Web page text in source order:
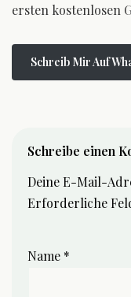
ersten kostenlosen
Schreib Mir Auf
Schreibe einen
Deine E-Mail-
Erforderliche
Name *